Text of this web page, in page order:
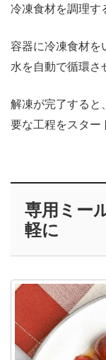
冷凍食材を調理す
容器に冷凍食材を
水を自動で循環さ
解凍が完了すると
要な工程をスター
専用ミー
軽に